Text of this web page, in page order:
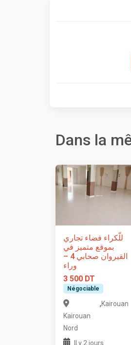
Dans la
للّكراء فضاء تجاري
بموقع متميز في
القيروان صحابي 4 –
وراء
3 500 DT
Négociable
Kairouan
Nord
,Kairouan
Il y 2 jours